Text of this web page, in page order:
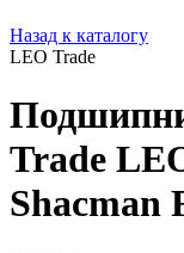
Назад к каталогу
LEO Trade
Trade
Shacman